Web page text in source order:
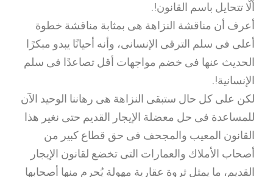
ألّا تتحايل باسم القانون!.
أعرف أن مناقشة النزاهة هى بمثابة مناقشة خطوة
أعلى فى سلم الترقى الإنسانى، وأنه أحيانًا يبدو مبكرًا
الحديث عنها فى خضم مواجهات أقل تصاعدًا فى سلم
الإنسانية!.
لكن على كل حال ستبقى النزاهة هى رهاننا الوحيد الآن
للمساعدة فى حل معضلة الإيجار القديم حتى نغير هذا
القانون المعيب والمجحف فى حق قطاع كبير من
أصحاب الأملاك والعمارات التى تخضع لقانون الإيجار
القديم، ما يمثل ثروة عقارية مهولة يُحرم منها أصحابها